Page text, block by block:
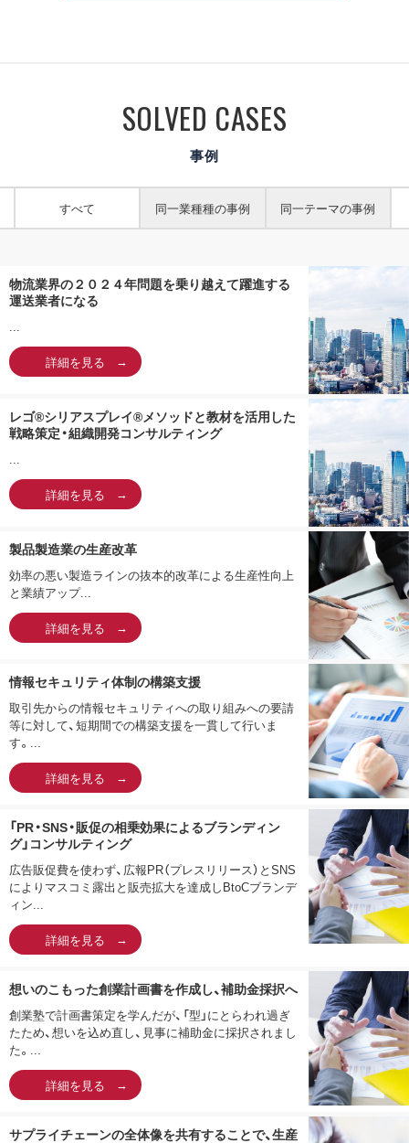
SOLVED CASES
事例
すべて 同一業種種の事例 同一テーマの事例
物流業界の２０２４年問題を乗り越えて躍進する
運送業者になる
...
詳細を見る
レゴ®シリアスプレイ®メソッドと教材を活用した
戦略策定・組織開発コンサルティング
...
詳細を見る
製品製造業の生産改革
効率の悪い製造ラインの抜本的改革による生産性向上
と業績アップ...
詳細を見る
情報セキュリティ体制の構築支援
取引先からの情報セキュリティへの取り組みへの要請
等に対して、短期間での構築支援を一貫して行いま
す。...
詳細を見る
「PR・SNS・販促の相乗効果によるブランディン
グ」コンサルティング
広告販促費を使わず、広報PR（プレスリリース）とSNS
によりマスコミ露出と販売拡大を達成しBtoCブランデ
ィン...
詳細を見る
想いのこもった創業計画書を作成し、補助金採択へ
創業塾で計画書策定を学んだが、「型」にとらわれ過ぎ
たため、想いを込め直し、見事に補助金に採択されまし
た。...
詳細を見る
サプライチェーンの全体像を共有することで、生産